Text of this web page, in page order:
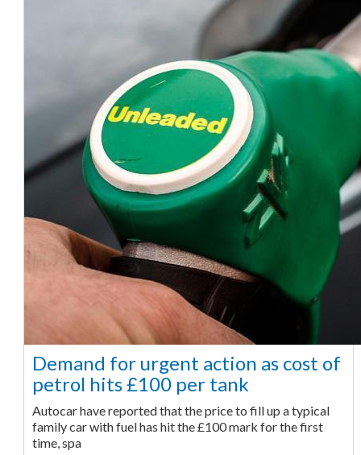
Demand for urgent action as cost of
petrol hits £100 per tank
Autocar have reported that the price to fill up a typical
family car with fuel has hit the £100 mark for the first
time, spa